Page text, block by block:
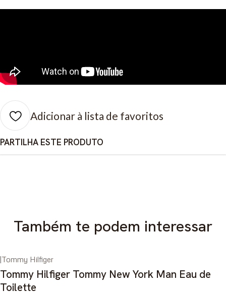
Adicionar à lista de favoritos
PARTILHA ESTE PRODUTO
Também te podem interessar
|Tommy Hilfiger
Tommy Hilfiger Tommy New York Man Eau de
Toilette